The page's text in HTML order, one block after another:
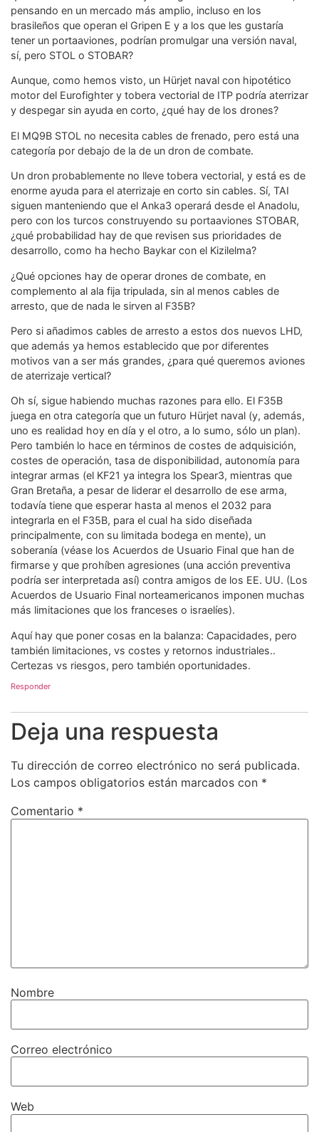
pensando en un mercado más amplio, incluso en los
brasileños que operan el Gripen E y a los que les gustaría
tener un portaaviones, podrían promulgar una versión naval,
sí, pero STOL o STOBAR?
Aunque, como hemos visto, un Hürjet naval con hipotético
motor del Eurofighter y tobera vectorial de ITP podría aterrizar
y despegar sin ayuda en corto, ¿qué hay de los drones?
El MQ9B STOL no necesita cables de frenado, pero está una
categoría por debajo de la de un dron de combate.
Un dron probablemente no lleve tobera vectorial, y está es de
enorme ayuda para el aterrizaje en corto sin cables. Sí, TAI
siguen manteniendo que el Anka3 operará desde el Anadolu,
pero con los turcos construyendo su portaaviones STOBAR,
¿qué probabilidad hay de que revisen sus prioridades de
desarrollo, como ha hecho Baykar con el Kizilelma?
¿Qué opciones hay de operar drones de combate, en
complemento al ala fija tripulada, sin al menos cables de
arresto, que de nada le sirven al F35B?
Pero si añadimos cables de arresto a estos dos nuevos LHD,
que además ya hemos establecido que por diferentes
motivos van a ser más grandes, ¿para qué queremos aviones
de aterrizaje vertical?
Oh sí, sigue habiendo muchas razones para ello. El F35B
juega en otra categoría que un futuro Hürjet naval (y, además,
uno es realidad hoy en día y el otro, a lo sumo, sólo un plan).
Pero también lo hace en términos de costes de adquisición,
costes de operación, tasa de disponibilidad, autonomía para
integrar armas (el KF21 ya integra los Spear3, mientras que
Gran Bretaña, a pesar de liderar el desarrollo de ese arma,
todavía tiene que esperar hasta al menos el 2032 para
integrarla en el F35B, para el cual ha sido diseñada
principalmente, con su limitada bodega en mente), un
soberanía (véase los Acuerdos de Usuario Final que han de
firmarse y que prohíben agresiones (una acción preventiva
podría ser interpretada así) contra amigos de los EE. UU. (Los
Acuerdos de Usuario Final norteamericanos imponen muchas
más limitaciones que los franceses o israelíes).
Aquí hay que poner cosas en la balanza: Capacidades, pero
también limitaciones, vs costes y retornos industriales..
Certezas vs riesgos, pero también oportunidades.
Responder
Deja una respuesta
Tu dirección de correo electrónico no será publicada.
Los campos obligatorios están marcados con *
Comentario *
Nombre
Correo electrónico
Web